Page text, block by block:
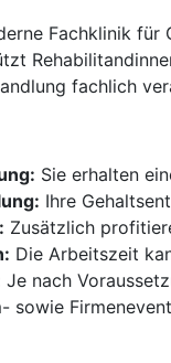
Fachklinik für
fachlich
Sie erhalten
Ihre
Zusätzlich
Die Arbeitszeit
Je nach
sowie